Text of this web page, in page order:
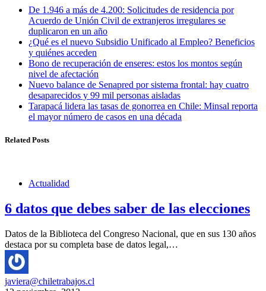
De 1.946 a más de 4.200: Solicitudes de residencia por
Acuerdo de Unión Civil de extranjeros irregulares se
duplicaron en un año
¿Qué es el nuevo Subsidio Unificado al Empleo? Beneficios
y quiénes acceden
Bono de recuperación de enseres: estos los montos según
nivel de afectación
Nuevo balance de Senapred por sistema frontal: hay cuatro
desaparecidos y 99 mil personas aisladas
Tarapacá lidera las tasas de gonorrea en Chile: Minsal reporta
el mayor número de casos en una década
Related Posts
Actualidad
6 datos que debes saber de las elecciones
Datos de la Biblioteca del Congreso Nacional, que en sus 130 años
destaca por su completa base de datos legal,…
javiera@chiletrabajos.cl